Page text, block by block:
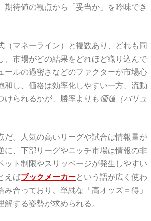
待値の観点から「妥当か」を吟味でき
マネーライン）と複数あり、どれも同
、市場がどの結果をどれほど織り込んで
ルの過密さなどのファクターが市場心
し、価格は効率化しやすい一方、流動
けられるかが、勝率よりも価値（バリュ
だ。人気の高いリーグや試合は情報量が
、下部リーグやニッチ市場は情報の非
ト制限やスリッページが発生しやすい
えばブックメーカーという語が広く使わ
合っており、単純な「高オッズ＝得」
する姿勢が求められる。